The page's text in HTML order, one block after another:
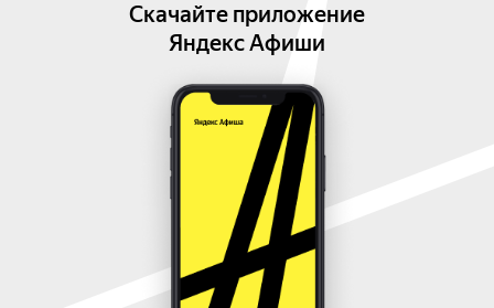
Скачайте приложение
Яндекс Афиши